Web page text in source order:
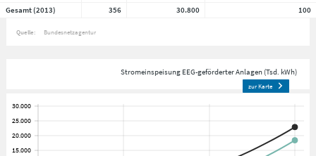
Gesamt (2013)
356 30.800 100
Quelle: Bundesnetzagentur
Stromeinspeisung EEG-geförderter Anlagen (Tsd. kWh)
zur Karte